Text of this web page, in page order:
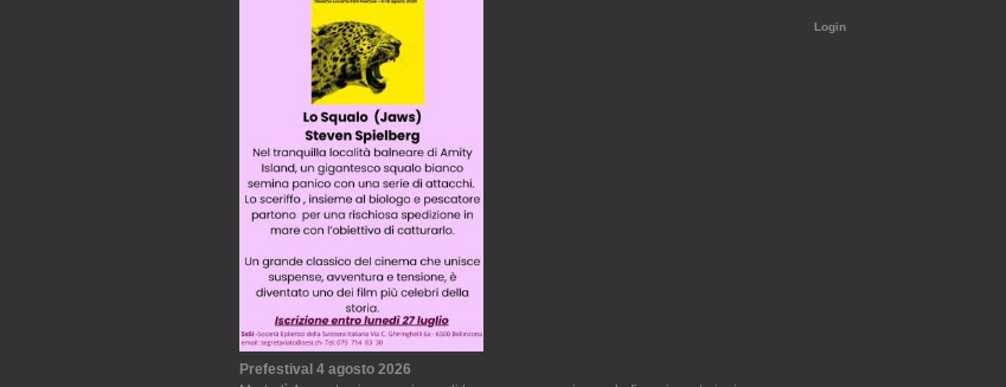
Prefestival 4 agosto 2026
Login